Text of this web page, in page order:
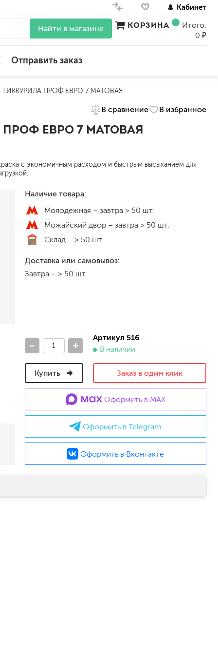
Кабинет
Найти в магазине КОРЗИНА
Итого:
0 ₽
для обоев
влагостойкие
моющиеся
краски для декора, патина
мокрый шелк
песок (эффект песчаных вихрей)
декоративная шпаклевка
кракелюрные лаки (эффект трещин)
защитные составы, воски, лессировки
для металла (по ржавчине)
ПФ-115
эмали универсальные
краски универсальные
резиновая краска
аэрозольные (в баллончиках)
Отправить заказ
/ ТИККУРИЛА ПРОФ ЕВРО 7 МАТОВАЯ
В сравнение В избранное
ПРОФ ЕВРО 7 МАТОВАЯ
с экономичным расходом и быстрым высыханием для
Наличие товара:
Молодежная – завтра > 50 шт.
Можайский двор – завтра > 50 шт.
Склад – > 50 шт.
Доставка или самовывоз:
Завтра – > 50 шт.
- +
Артикул 516
В наличии
Купить Заказ в один клик
Оформить в MAX
Оформить в Telegram
Оформить в Вконтакте